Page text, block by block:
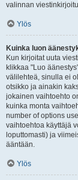
valinnan
Ylös
Kuinka luon
Kun kirjoitat uuta
klikkaa "Luo
välilehteä, sinulla ei
otsikko ja ainakin
jokainen vaihtoehto
kuinka monta
number of options
vaihtoehtoa käyttäjä
loputtomasti) ja
ääntään.
Ylös